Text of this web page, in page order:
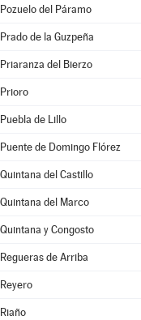
Pozuelo del Páramo
Prado de la Guzpeña
Priaranza del Bierzo
Prioro
Puebla de Lillo
Puente de Domingo Flórez
Quintana del Castillo
Quintana del Marco
Quintana y Congosto
Regueras de Arriba
Reyero
Riaño